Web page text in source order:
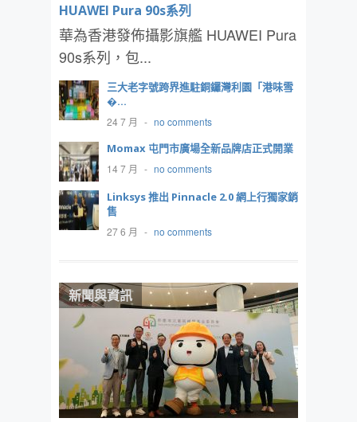
HUAWEI Pura 90s系列
華為香港發佈攝影旗艦 HUAWEI Pura
90s系列，包...
三大老字號跨界進駐銅鑼灣利園「港味雪
�...
24 7 月 - no comments
Momax 屯門市廣場全新品牌店正式開業
14 7 月 - no comments
Linksys 推出 Pinnacle 2.0 網上行獨家銷
售
27 6 月 - no comments
新聞與資訊